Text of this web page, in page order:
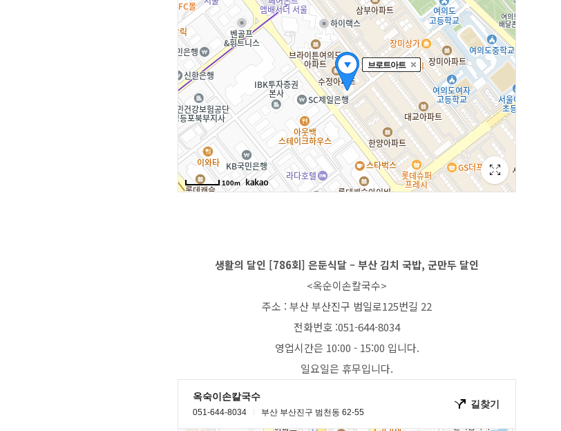
생활의 달인 [786회] 은둔식달 – 부산 김치 국밥, 군만두 달인
<옥순이손칼국수>
주소 : 부산 부산진구 범일로125번길 22
전화번호 :051-644-8034
영업시간은 10:00 - 15:00 입니다.
일요일은 휴무입니다.